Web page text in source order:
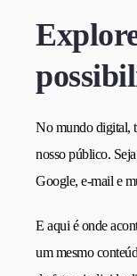
No mundo digital,
nosso público.
Google, e-mail e
E aqui é onde
um mesmo